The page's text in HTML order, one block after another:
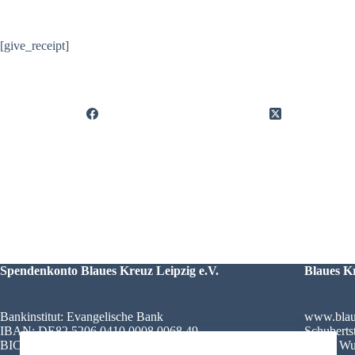
[give_receipt]
Spendenkonto Blaues Kreuz Leipzig e.V.
Bankinstitut: Evangelische Bank
IBAN: DE82 5206 0410 0008 0068 49
BIC: GENODEF1EK1
Blaues
42289